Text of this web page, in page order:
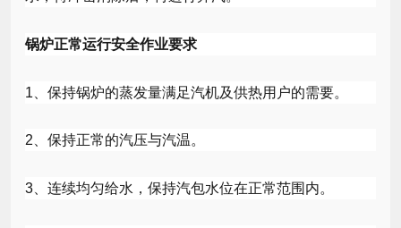
锅炉正常运行安全作业要求
1 、保持锅炉的蒸发量满足汽机及供热用户的需要。
2 、保持正常的汽压与汽温。
3 、连续均匀给水，保持汽包水位在正常范围内。